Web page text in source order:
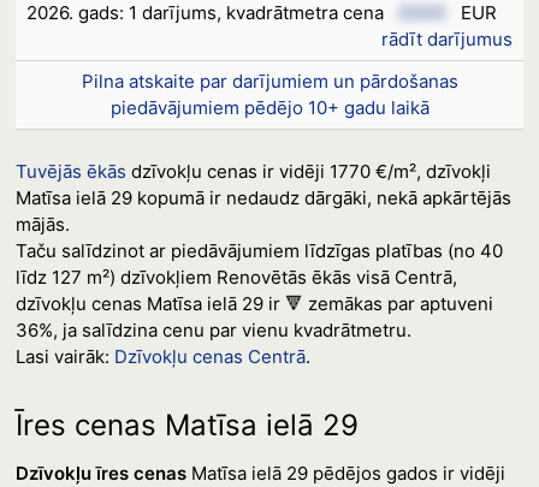
2026. gads: 1 darījums, kvadrātmetra cena
XXXX
EUR
rādīt darījumus
Pilna atskaite par darījumiem un pārdošanas
piedāvājumiem pēdējo 10+ gadu laikā
Tuvējās ēkās dzīvokļu cenas ir vidēji 1770 €/m², dzīvokļi
Matīsa ielā 29 kopumā ir nedaudz dārgāki, nekā apkārtējās
mājās.
Taču salīdzinot ar piedāvājumiem līdzīgas platības (no 40
līdz 127 m²) dzīvokļiem Renovētās ēkās visā Centrā,
dzīvokļu cenas Matīsa ielā 29 ir 🔻 zemākas par aptuveni
36%, ja salīdzina cenu par vienu kvadrātmetru.
Lasi vairāk: Dzīvokļu cenas Centrā.
Īres cenas Matīsa ielā 29
Dzīvokļu īres cenasMatīsa ielā 29 pēdējos gados ir vidēji